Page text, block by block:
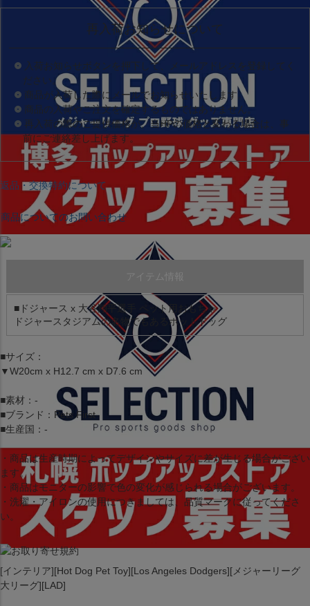
再入荷お知らせについて
入荷お知らせボタンを押下して、メールアドレスを登録してく
ださい。
商品が入荷した際にメールでお知らせいたします。
商品の入荷やご注文を確定するものではありません。
再入荷の際のご提供価格が、当HPの価格と変わる場合は、事
前にご連絡差し上げます。
返品・交換特約について
商品についてのお問い合わせ
アイテム情報
■ドジャース x 大谷翔平選手 ペット用おもちゃ
ドジャースタジアムの名物でもあるホットドッグ
■サイズ：
▼W20cm x H12.7 cm x D7.6 cm
■素材：-
■ブランド：Pets First
■生産国：-
・商品は生産時期によってデザインやサイズに差が生じる場合がござい
ます。
・商品はモニターの影響で色の変化が感じられる場合がございます。
・洗濯・アイロンの使用につきましては、品質マークに従ってくださ
い。
[インテリア][Hot Dog Pet Toy][Los Angeles Dodgers][メジャーリーグ
大リーグ][LAD]